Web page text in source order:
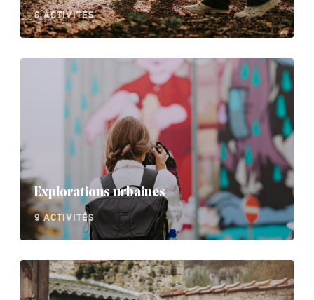
6 ACTIVITÉS
Explorations urbaines
9 ACTIVITÉS